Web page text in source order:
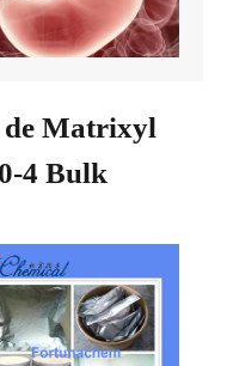
de Matrixyl
4 Bulk